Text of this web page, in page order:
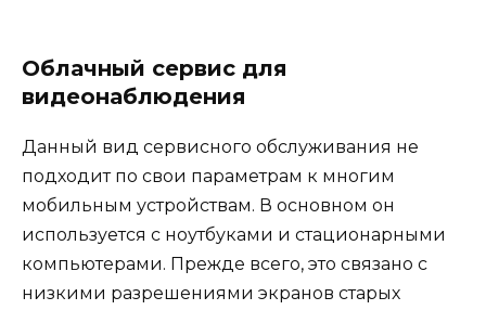
Облачный сервис для
видеонаблюдения
Данный вид сервисного обслуживания не
подходит по свои параметрам к многим
мобильным устройствам. В основном он
используется с ноутбуками и стационарными
компьютерами. Прежде всего, это связано с
низкими разрешениями экранов старых